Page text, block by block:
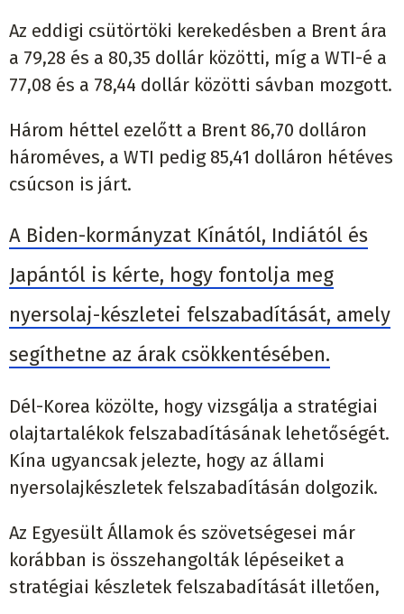
Az eddigi csütörtöki kerekedésben a Brent ára
a 79,28 és a 80,35 dollár közötti, míg a WTI-é a
77,08 és a 78,44 dollár közötti sávban mozgott.
Három héttel ezelőtt a Brent 86,70 dolláron
hároméves, a WTI pedig 85,41 dolláron hétéves
csúcson is járt.
A Biden-kormányzat Kínától, Indiától és
Japántól is kérte, hogy fontolja meg
nyersolaj-készletei felszabadítását, amely
segíthetne az árak csökkentésében.
Dél-Korea közölte, hogy vizsgálja a stratégiai
olajtartalékok felszabadításának lehetőségét.
Kína ugyancsak jelezte, hogy az állami
nyersolajkészletek felszabadításán dolgozik.
Az Egyesült Államok és szövetségesei már
korábban is összehangolták lépéseiket a
stratégiai készletek felszabadítását illetően,